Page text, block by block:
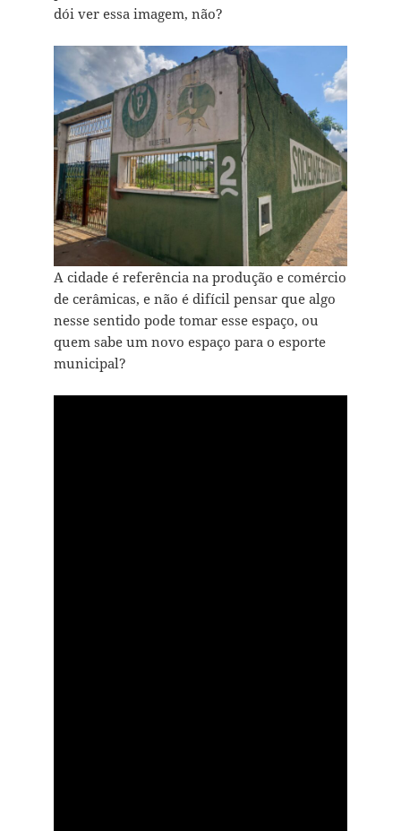
dói ver essa imagem, não?
A cidade é referência na produção e comércio
de cerâmicas, e não é difícil pensar que algo
nesse sentido pode tomar esse espaço, ou
quem sabe um novo espaço para o esporte
municipal?